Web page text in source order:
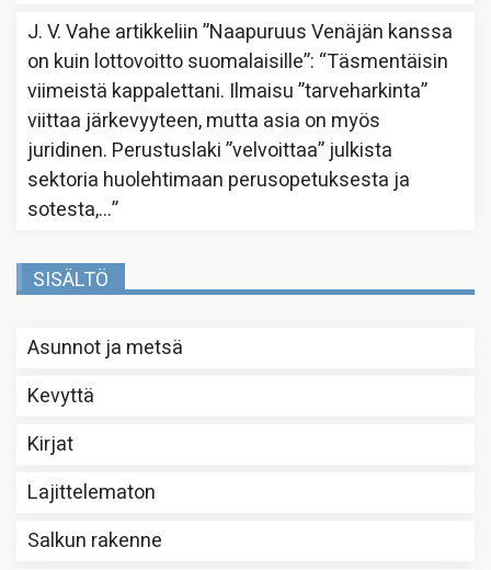
J. V. Vahe artikkeliin”Naapuruus Venäjän kanssa
on kuin lottovoitto suomalaisille”: “Täsmentäisin
viimeistä kappalettani. Ilmaisu ”tarveharkinta”
viittaa järkevyyteen, mutta asia on myös
juridinen. Perustuslaki ”velvoittaa” julkista
sektoria huolehtimaan perusopetuksesta ja
sotesta,…”
SISÄLTÖ
Asunnot ja metsä
Kevyttä
Kirjat
Lajittelematon
Salkun rakenne